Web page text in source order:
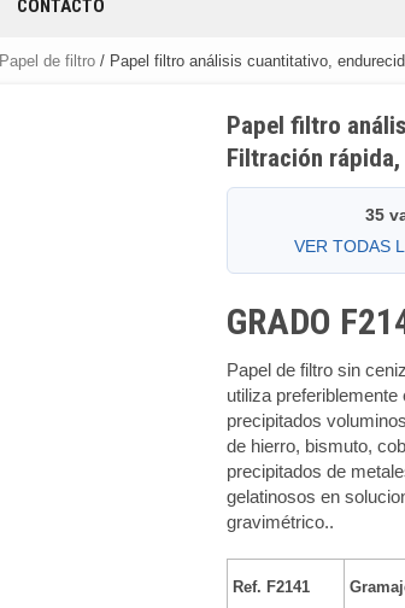
CONTACTO
Papel de filtro / Papel filtro análisis cuantitativo,
Papel filtro
Filtración
35
VER TODAS
GRADO
Papel de filtro sin
utiliza
precipitados
de hierro, bismuto,
precipitados de
gelatinosos en
gravimétrico..
Ref. F2141